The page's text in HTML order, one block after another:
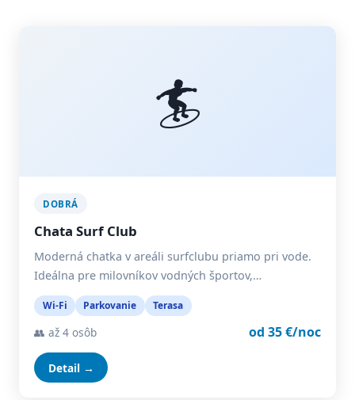
🏄
DOBRÁ
Chata Surf Club
Moderná chatka v areáli surfclubu priamo pri vode.
Ideálna pre milovníkov vodných športov,…
Wi-Fi Parkovanie Terasa
👥 až 4 osôb od 35 €/noc
Detail →